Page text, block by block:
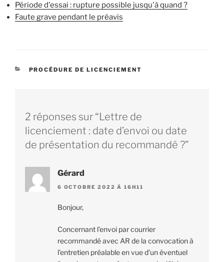
Période d'essai : rupture possible jusqu'à quand ?
Faute grave pendant le préavis
CATÉGORIES
PROCÉDURE DE LICENCIEMENT
2 réponses sur “Lettre de
licenciement : date d’envoi ou date
de présentation du recommandé ?”
Gérard
6 OCTOBRE 2022 À 16H11
Bonjour,
Concernant l’envoi par courrier
recommandé avec AR de la convocation à
l’entretien préalable en vue d’un éventuel